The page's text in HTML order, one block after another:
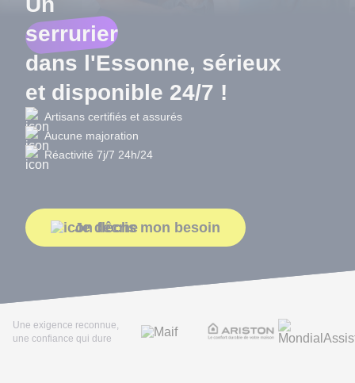
serrurier
dans l'Essonne, sérieux
et disponible 24/7 !
Artisans certifiés et assurés
Aucune majoration
Réactivité 7j/7 24h/24
Je décris mon besoin
Une exigence reconnue,
une confiance qui dure